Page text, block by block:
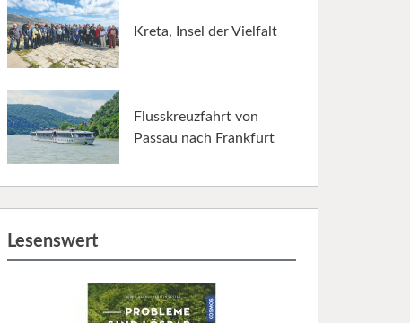
Kreta, Insel der Vielfalt
Flusskreuzfahrt von
Passau nach Frankfurt
Lesenswert